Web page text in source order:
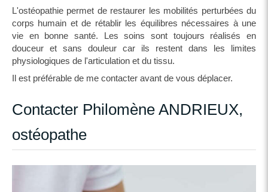
L'ostéopathie permet de restaurer les mobilités perturbées du
corps humain et de rétablir les équilibres nécessaires à une
vie en bonne santé. Les soins sont toujours réalisés en
douceur et sans douleur car ils restent dans les limites
physiologiques de l'articulation et du tissu.
Il est préférable de me contacter avant de vous déplacer.
Contacter Philomène ANDRIEUX,
ostéopathe